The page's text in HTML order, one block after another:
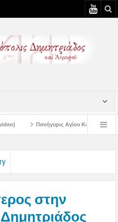
Καλλινίκου Μητροπολίτου Εδέσσης
στην